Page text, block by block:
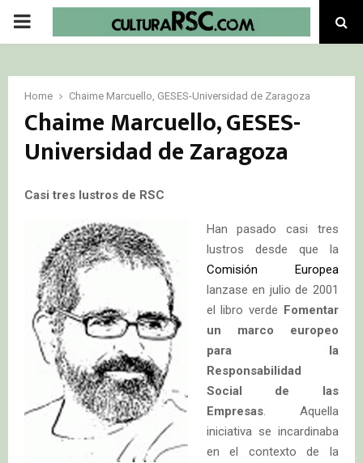
PRIMARY
Home Chaime Marcuello, GESES-Universidad de Zaragoza
Chaime Marcuello, GESES-
Universidad de Zaragoza
Casi tres lustros de RSC
Han pasado casi tres
lustros desde que la
Comisión Europea
lanzase en julio de 2001
el libro verde Fomentar
un marco europeo
para la
Responsabilidad
Social de las
Empresas. Aquella
iniciativa se incardinaba
en el contexto de la